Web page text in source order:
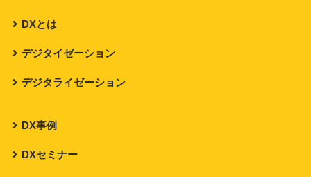
DXとは
デジタイゼーション
デジタライゼーション
DX事例
DXセミナー